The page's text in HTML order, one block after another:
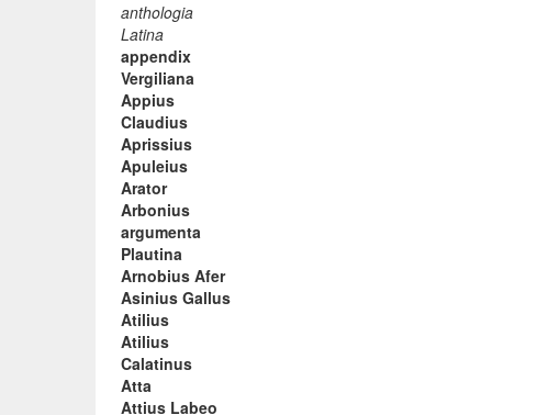
anthologia
Latina
appendix
Vergiliana
Appius
Claudius
Aprissius
Apuleius
Arator
Arbonius
argumenta
Plautina
Arnobius Afer
Asinius Gallus
Atilius
Atilius
Calatinus
Atta
Attius Labeo